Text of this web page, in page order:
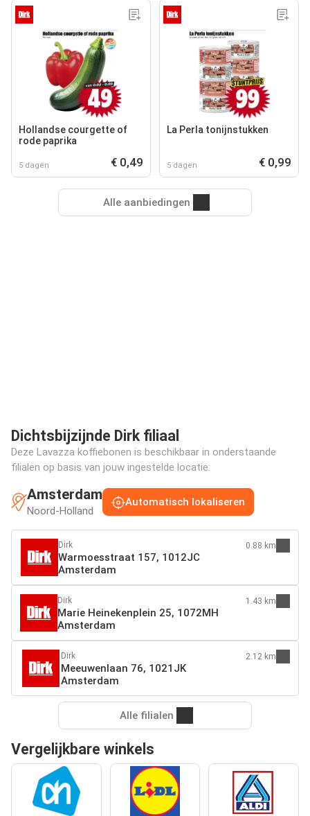
Hollandse courgette of
rode paprika
5 dagen € 0,49
La Perla tonijnstukken
5 dagen € 0,99
Alle aanbiedingen
Dichtsbijzijnde Dirk filiaal
Deze Lavazza koffiebonen is beschikbaar in onderstaande
filialen op basis van jouw ingestelde locatie:
Amsterdam
Noord-Holland
Automatisch lokaliseren
Dirk
Warmoesstraat 157, 1012JC
Amsterdam
0.88 km
Dirk
Marie Heinekenplein 25, 1072MH
Amsterdam
1.43 km
Dirk
Meeuwenlaan 76, 1021JK
Amsterdam
2.12 km
Alle filialen
Vergelijkbare winkels